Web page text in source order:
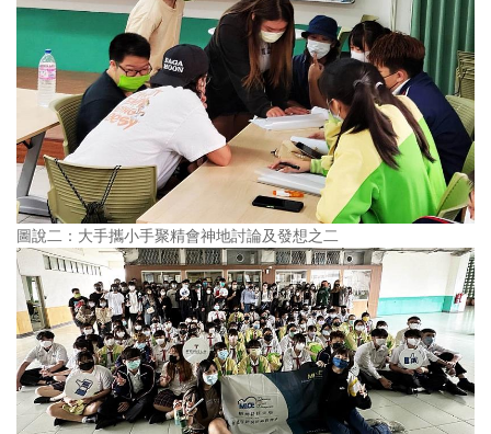
圖說二：大手攜小手聚精會神地討論及發想之二